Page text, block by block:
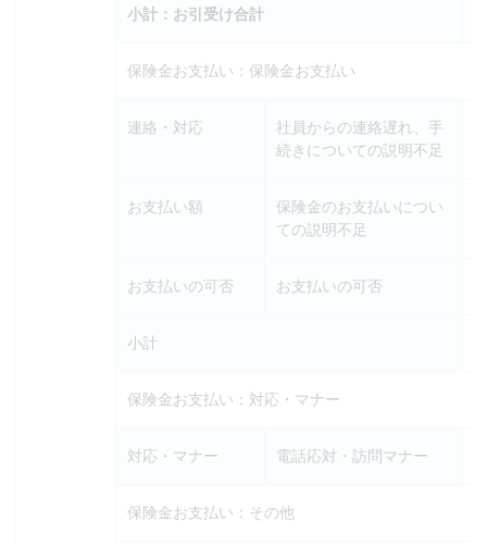
小計：お引受け合計
保険金お支払い：保険金お支払い
連絡・対応
社員からの連絡遅れ、手
続きについての説明不足
お支払い額
保険金のお支払いについ
ての説明不足
お支払いの可否 お支払いの可否
小計
保険金お支払い：対応・マナー
対応・マナー 電話応対・訪問マナー
保険金お支払い：その他